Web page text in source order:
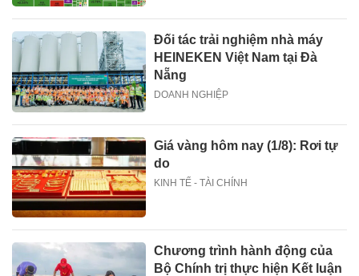
Đối tác trải nghiệm nhà máy
HEINEKEN Việt Nam tại Đà
Nẵng
DOANH NGHIỆP
Giá vàng hôm nay (1/8): Rơi tự
do
KINH TẾ - TÀI CHÍNH
Chương trình hành động của
Bộ Chính trị thực hiện Kết luận